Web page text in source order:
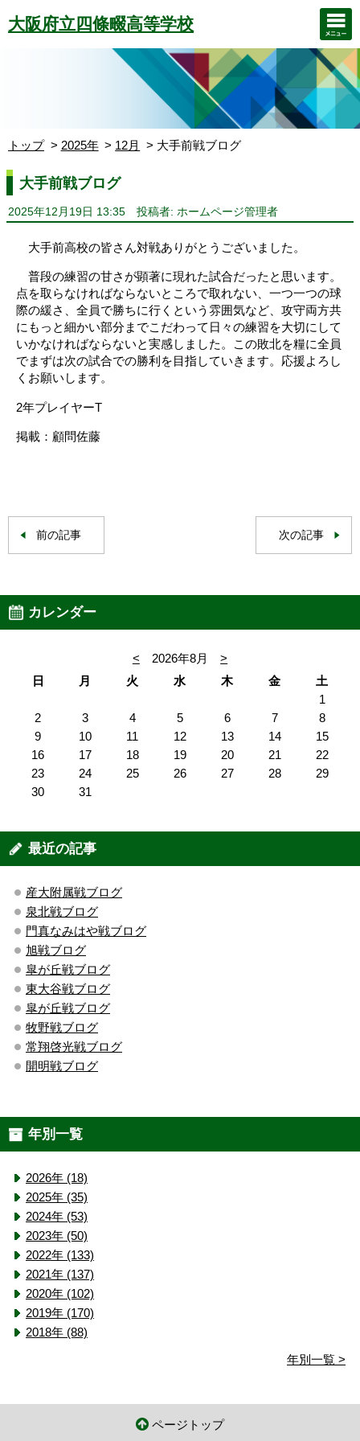
大阪府立四條畷高等学校
トップ 2025年 12月 大手前戦ブログ
大手前戦ブログ
2025年12月19日 13:35 投稿者: ホームページ管理者
大手前高校の皆さん対戦ありがとうございました。
普段の練習の甘さが顕著に現れた試合だったと思います。
点を取らなければならないところで取れない、一つ一つの球
際の緩さ、全員で勝ちに行くという雰囲気など、攻守両方共
にもっと細かい部分までこだわって日々の練習を大切にして
いかなければならないと実感しました。この敗北を糧に全員
でまずは次の試合での勝利を目指していきます。応援よろし
くお願いします。
2年プレイヤーT
掲載：顧問佐藤
前の記事 次の記事
カレンダー
< 2026年8月
>
日
月 火 水 木 金
土
1
2
3 4 5 6 7
8
9
10 11 12 13 14
15
16
17 18 19 20 21
22
23
24 25 26 27 28
29
30
31
最近の記事
産大附属戦ブログ
泉北戦ブログ
門真なみはや戦ブログ
旭戦ブログ
皐が丘戦ブログ
東大谷戦ブログ
皐が丘戦ブログ
牧野戦ブログ
常翔啓光戦ブログ
開明戦ブログ
年別一覧
2026年 (18)
2025年 (35)
2024年 (53)
2023年 (50)
2022年 (133)
2021年 (137)
2020年 (102)
2019年 (170)
2018年 (88)
年別一覧 >
ページトップ